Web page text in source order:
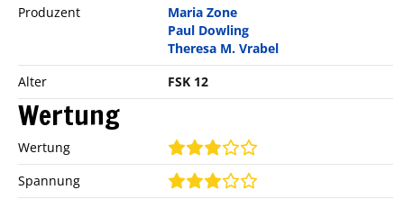
Produzent
Maria Zone
Paul Dowling
Theresa M. Vrabel
Alter
FSK 12
Wertung
Wertung
Spannung